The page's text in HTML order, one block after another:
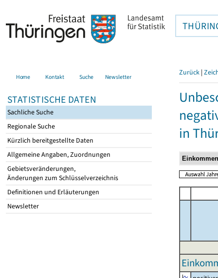
Home Kontakt Suche Newsletter
STATISTISCHE DATEN
Sachliche Suche
Regionale Suche
Kürzlich bereitgestellte Daten
Allgemeine Angaben, Zuordnungen
Gebietsveränderungen,
Änderungen zum Schlüsselverzeichnis
Definitionen und Erläuterungen
Newsletter
Zurück |
in